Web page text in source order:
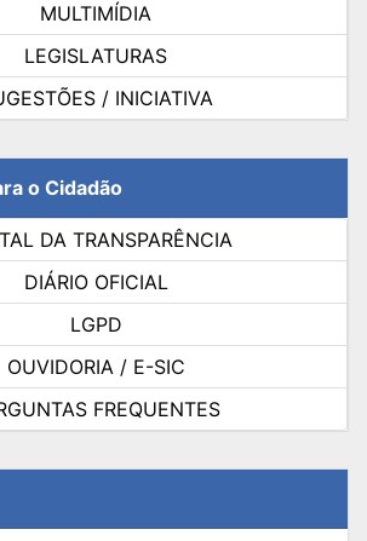
MULTIMÍDIA
LEGISLATURAS
/ INICIATIVA
o Cidadão
DA TRANSPARÊNCIA
DIÁRIO OFICIAL
LGPD
OUVIDORIA / E-SIC
FREQUENTES